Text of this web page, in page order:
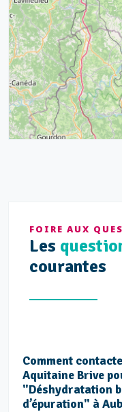
5
13
9
FOIRE AUX
Les
courantes
Comment
Aquitaine Brive
"Déshydratation
d’épuration" à